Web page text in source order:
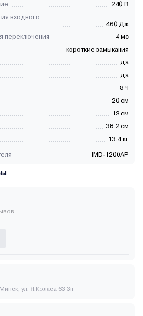
240 В
входного
460 Дж
переключения
4 мс
короткие замыкания
да
да
8 ч
20 см
13 см
38.2 см
13.4 кг
IMD-1200AP
ул. Я.Коласа 63 3н